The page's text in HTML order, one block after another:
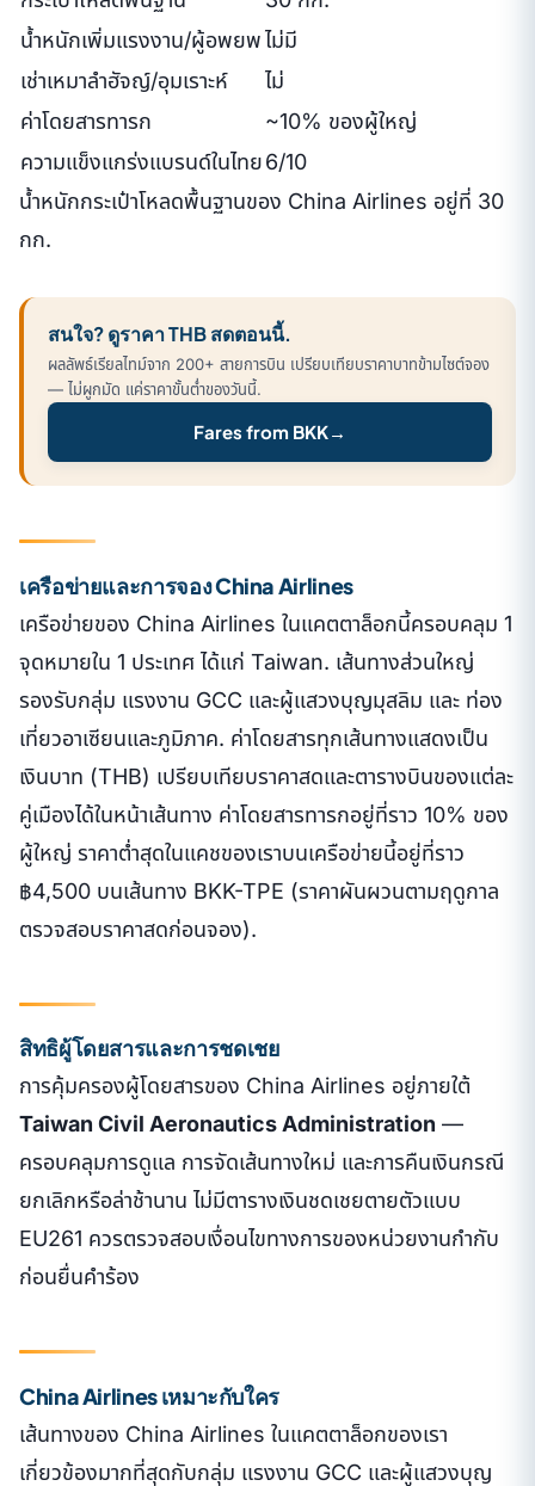
น้ำหนักเพิ่มแรงงาน/ผู้อพยพไม่มี
เช่าเหมาลำฮัจญ์/อุมเราะห์
ไม่
ค่าโดยสารทารก
~10% ของผู้ใหญ่
ความแข็งแกร่งแบรนด์ในไทย6/10
น้ำหนักกระเป๋าโหลดพื้นฐานของ China Airlines อยู่ที่ 30
กก.
สนใจ? ดูราคา THB สดตอนนี้.
ผลลัพธ์เรียลไทม์จาก 200+ สายการบิน เปรียบเทียบราคาบาทข้ามไซต์จอง
— ไม่ผูกมัด แค่ราคาขั้นต่ำของวันนี้.
Fares from BKK→
เครือข่ายและการจอง China Airlines
เครือข่ายของ China Airlines ในแคตตาล็อกนี้ครอบคลุม 1
จุดหมายใน 1 ประเทศ ได้แก่ Taiwan. เส้นทางส่วนใหญ่
รองรับกลุ่ม แรงงาน GCC และผู้แสวงบุญมุสลิม และ ท่อง
เที่ยวอาเซียนและภูมิภาค. ค่าโดยสารทุกเส้นทางแสดงเป็น
เงินบาท (THB) เปรียบเทียบราคาสดและตารางบินของแต่ละ
คู่เมืองได้ในหน้าเส้นทาง ค่าโดยสารทารกอยู่ที่ราว 10% ของ
ผู้ใหญ่ ราคาต่ำสุดในแคชของเราบนเครือข่ายนี้อยู่ที่ราว
฿4,500 บนเส้นทาง BKK-TPE (ราคาผันผวนตามฤดูกาล
ตรวจสอบราคาสดก่อนจอง).
สิทธิผู้โดยสารและการชดเชย
การคุ้มครองผู้โดยสารของ China Airlines อยู่ภายใต้
Taiwan Civil Aeronautics Administration —
ครอบคลุมการดูแล การจัดเส้นทางใหม่ และการคืนเงินกรณี
ยกเลิกหรือล่าช้านาน ไม่มีตารางเงินชดเชยตายตัวแบบ
EU261 ควรตรวจสอบเงื่อนไขทางการของหน่วยงานกำกับ
ก่อนยื่นคำร้อง
China Airlines เหมาะกับใคร
เส้นทางของ China Airlines ในแคตตาล็อกของเรา
เกี่ยวข้องมากที่สุดกับกลุ่ม แรงงาน GCC และผู้แสวงบุญ